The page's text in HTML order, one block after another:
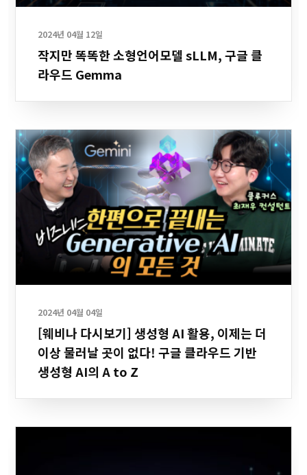
2024년 04월 12일
작지만 똑똑한 소형언어모델 sLLM, 구글 클
라우드 Gemma
2024년 04월 04일
[웨비나 다시보기] 생성형 AI 활용, 이제는 더
이상 물러날 곳이 없다! 구글 클라우드 기반
생성형 AI의 A to Z